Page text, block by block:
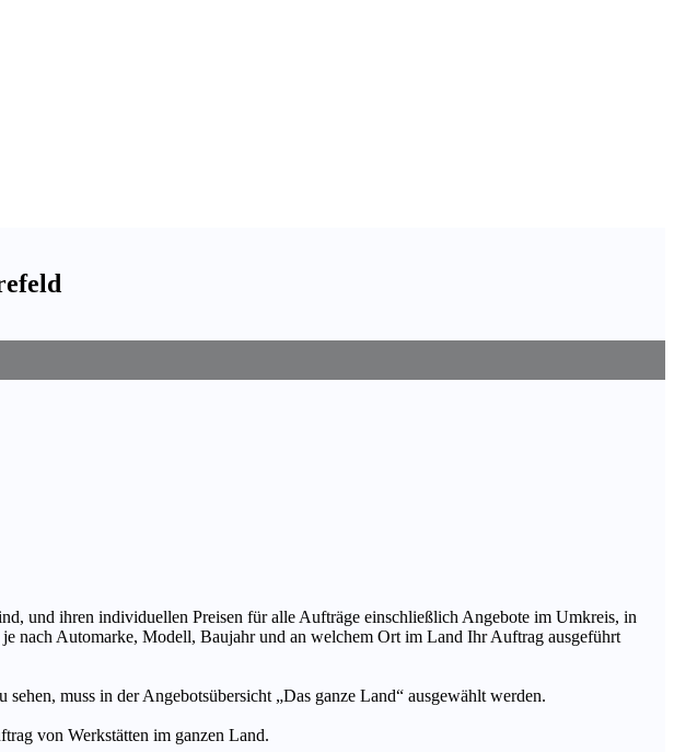
und ihren individuellen Preisen für alle Aufträge einschließlich Angebote im Umkreis, in
nach Automarke, Modell, Baujahr und an welchem Ort im Land Ihr Auftrag ausgeführt
muss in der Angebotsübersicht „Das ganze Land“ ausgewählt werden.
von Werkstätten im ganzen Land.